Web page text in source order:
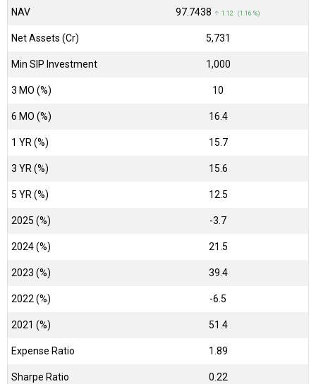
NAV ₹97.7438 ↑ 1.12 (1.16 %)
Net Assets (Cr) ₹5,731
Min SIP Investment 1,000
3 MO (%) 10
6 MO (%) 16.4
1 YR (%) 15.7
3 YR (%) 15.6
5 YR (%) 12.5
2025 (%) -3.7
2024 (%) 21.5
2023 (%) 39.4
2022 (%) -6.5
2021 (%) 51.4
Expense Ratio 1.89
Sharpe Ratio 0.22